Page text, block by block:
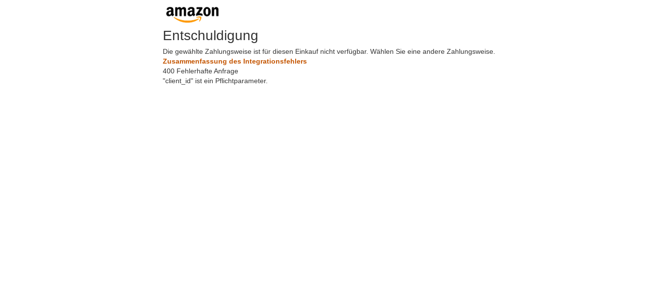
Entschuldigung
Die gewählte Zahlungsweise ist für diesen Einkauf nicht verfügbar. Wählen Sie eine andere Zahlungsweise.
Zusammenfassung des Integrationsfehlers
400 Fehlerhafte Anfrage
"client_id" ist ein Pflichtparameter.